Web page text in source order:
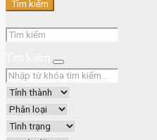
Tìm kiếm